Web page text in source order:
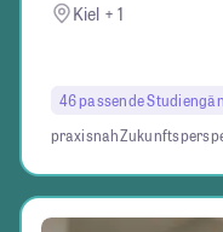
Kiel + 1
46 passende
praxisnah